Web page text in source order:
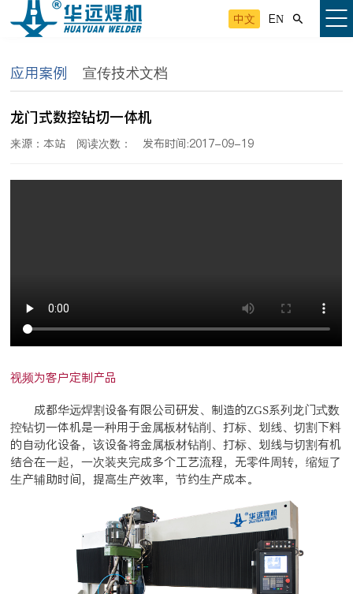
中文 EN 
应用案例 宣传技术文档
龙门式数控钻切一体机
来源：本站 阅读次数： 发布时间:2017-09-19
视频为客户定制产品
成都华远焊割设备有限公司研发、制造的ZGS系列龙门式数
控钻切一体机是一种用于金属板材钻削、打标、划线、切割下料
的自动化设备，该设备将金属板材钻削、打标、划线与切割有机
结合在一起，一次装夹完成多个工艺流程，无零件周转，缩短了
生产辅助时间，提高生产效率，节约生产成本。